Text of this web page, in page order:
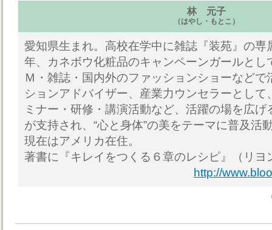
林 元子
（はやし・もとこ）
愛知県生まれ。高校在学中に雑誌『装苑』の
年、カネボウ化粧品のキャンペーンガールとし
Ｍ・雑誌・国内外のファッションショーなどで
ションアドバイザー、産業力ウンセラーとして
ミナー・研修・講演活動など、活躍の場を広
が支持され、“心と身体”の美をテーマに普及活
現在はアメリカ在住。
著書に『キレイをつくる６章のレシピ』（リヨ
http://